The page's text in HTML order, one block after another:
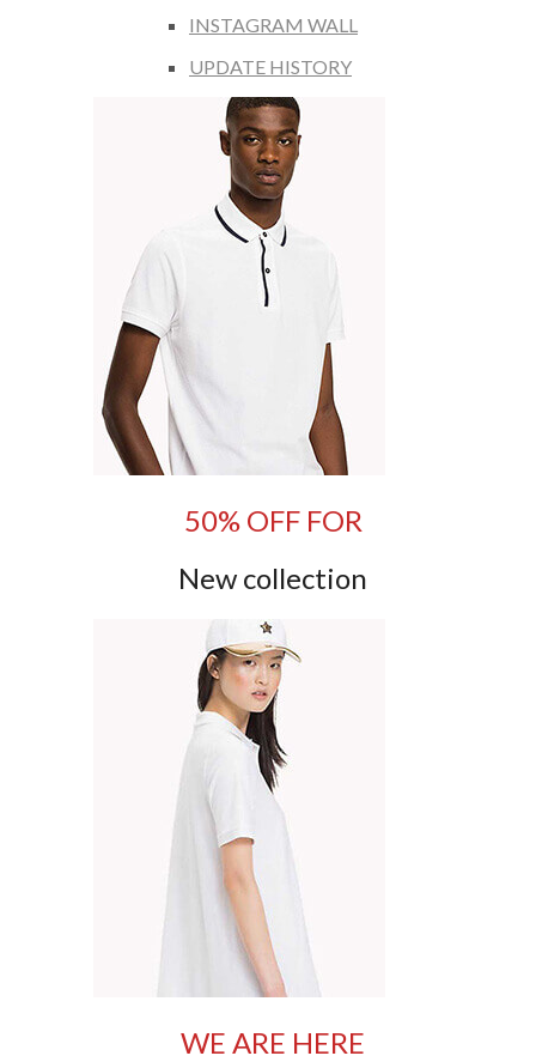
INSTAGRAM WALL
UPDATE HISTORY
50% OFF FOR
New collection
WE ARE HERE